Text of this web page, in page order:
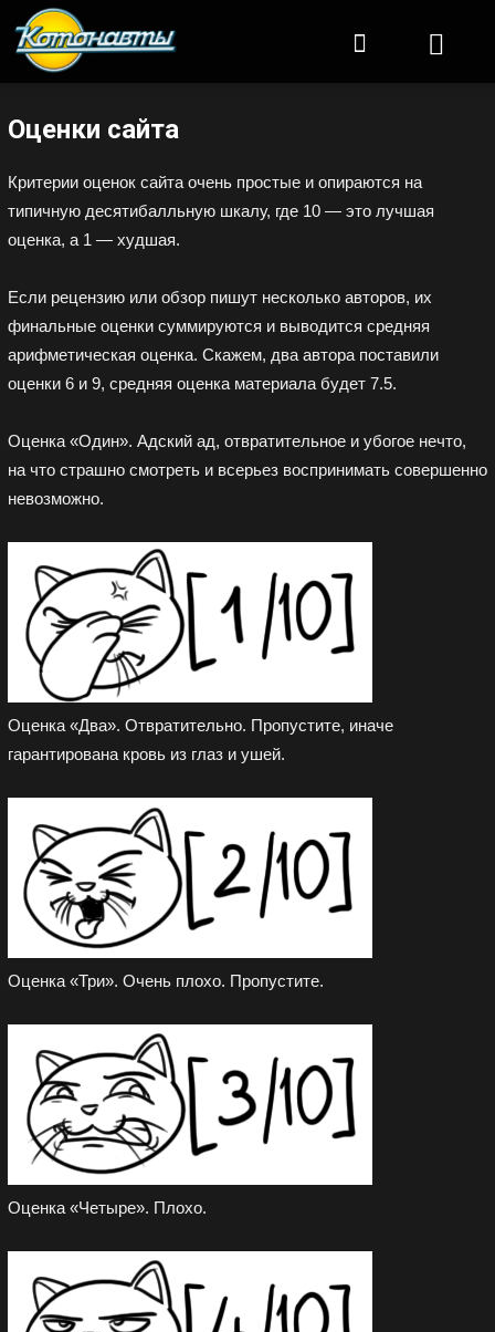
Оценки сайта
Критерии оценок сайта очень простые и опираются на
типичную десятибалльную шкалу, где 10 — это лучшая
оценка, а 1 — худшая.
Если рецензию или обзор пишут несколько авторов, их
финальные оценки суммируются и выводится средняя
арифметическая оценка. Скажем, два автора поставили
оценки 6 и 9, средняя оценка материала будет 7.5.
Оценка «Один». Адский ад, отвратительное и убогое нечто,
на что страшно смотреть и всерьез воспринимать совершенно
невозможно.
Оценка «Два». Отвратительно. Пропустите, иначе
гарантирована кровь из глаз и ушей.
Оценка «Три». Очень плохо. Пропустите.
Оценка «Четыре». Плохо.